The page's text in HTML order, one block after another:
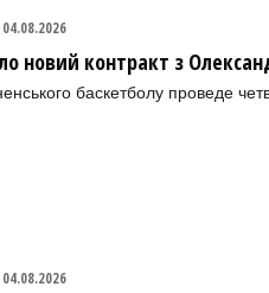
04.08.2026
новий контракт з
баскетболу проведе
04.08.2026